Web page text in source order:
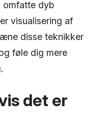
omfatte dyb
visualisering af
disse teknikker
føle dig mere
det er